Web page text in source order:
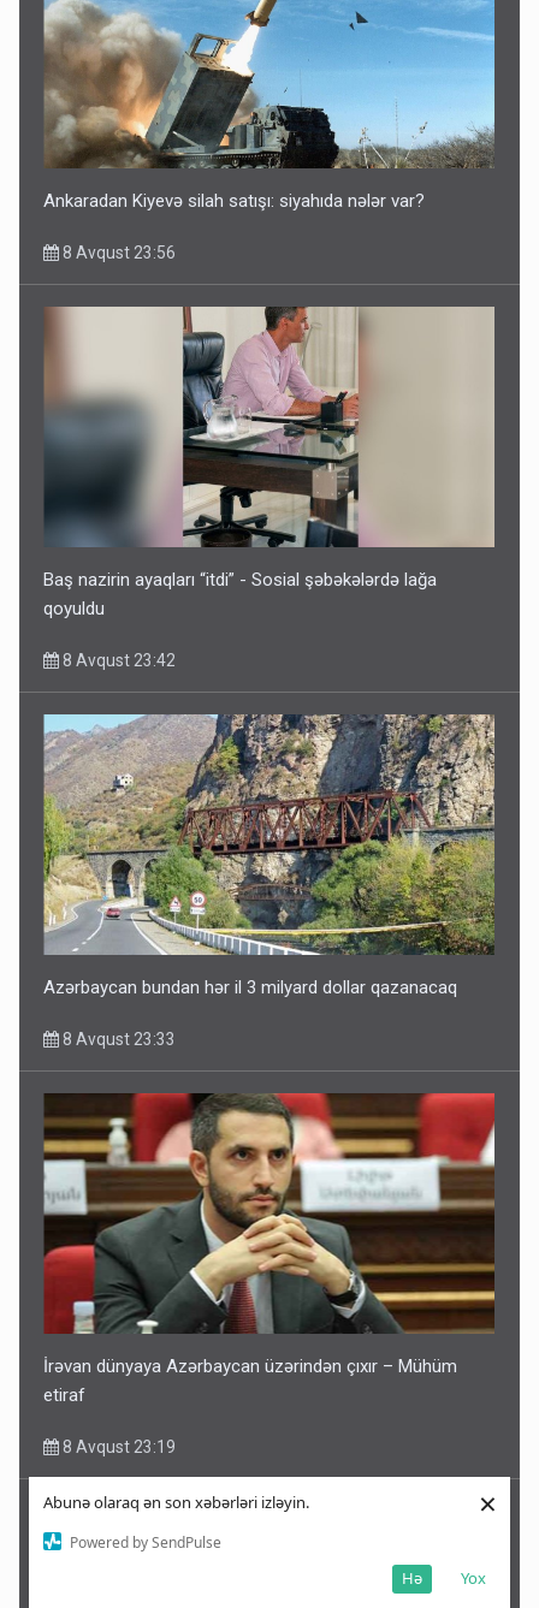
Abunə olaraq ən son xəbərləri izləyin.
Powered by SendPulse
Yox
Hə
×
Ankaradan Kiyevə silah satışı: siyahıda nələr var?
8 Avqust 23:56
Baş nazirin ayaqları “itdi” - Sosial şəbəkələrdə lağa
qoyuldu
8 Avqust 23:42
Azərbaycan bundan hər il 3 milyard dollar qazanacaq
8 Avqust 23:33
İrəvan dünyaya Azərbaycan üzərindən çıxır – Mühüm
etiraf
8 Avqust 23:19